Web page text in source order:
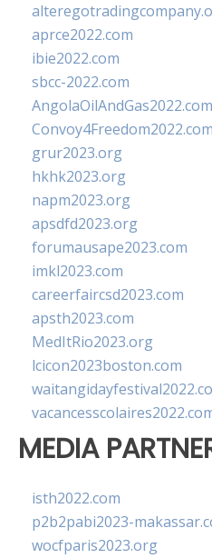
aprce2022.com
ibie2022.com
sbcc-2022.com
AngolaOilAndGas2022.com
Convoy4Freedom2022.com
grur2023.org
hkhk2023.org
napm2023.org
apsdfd2023.org
forumausape2023.com
imkl2023.com
careerfaircsd2023.com
apsth2023.com
MedItRio2023.org
lcicon2023boston.com
MEDIA
isth2022.com
p2b2pabi2023-
wocfparis2023.org